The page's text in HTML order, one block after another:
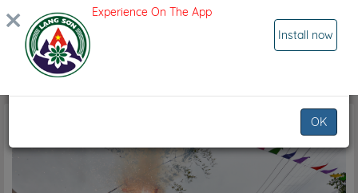
Hội Xuân Xứ Lạng
Experience On The App
Install now×
Infomation
Not found data google location!
OK